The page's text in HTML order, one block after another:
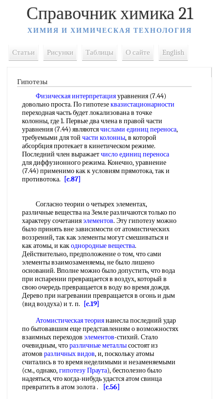
Справочник химика 21
ХИМИЯ И ХИМИЧЕСКАЯ ТЕХНОЛОГИЯ
Статьи Рисунки Таблицы О сайте English
Гипотезы
Физическая интерпретацияуравнения (7.44)
довольно проста. По гипотезеквазистационарности
переходная часть будет локализована в точке
колонны, где 1. Первые два члена в правой части
уравнения (7.44) являютсячислами единиц переноса,
требуемыми для той части колонны, в которой
абсорбция протекает в кинетическом режиме.
Последний член выражаетчисло единиц переноса
для диффузионного режима. Конечно, уравнение
(7.44) применимо как к условиям прямотока, так и
противотока.
[c.87]
Согласно теории о четырех элементах,
различные вещества на Земле различаются только по
характеру сочетанияэлементов. Эту гипотезу можно
было принять вне зависимости от атомистических
воззрений, так как элементы могут смешиваться и
как атомы, и какоднородные вещества.
Действительно, предположение о том, что сами
элементы взаимозаменяемы, не было лишено
оснований. Вполне можно было допустить, что вода
при испарении превращается в воздух, который в
свою очередь превращается в воду во время дождя.
Дерево при нагревании превращается в огонь и дым
(вид воздуха) и т. п.
[c.19]
Атомистическая теориянанесла последний удар
по бытовавшим еще представлениям о возможностях
взаимных переходов элементов-стихий. Стало
очевидным, чторазличные металлысостоят из
атомов различных видов, и, поскольку атомы
считались в то время неделимыми и незаменяемыми
(см., однако,гипотезу Праута), бесполезно было
надеяться, что когда-нибудь удастся атом свинца
превратить в атом золота .
[c.56]